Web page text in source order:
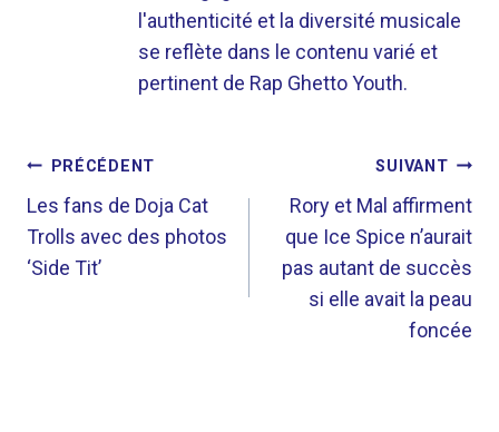
l'authenticité et la diversité musicale
se reflète dans le contenu varié et
pertinent de Rap Ghetto Youth.
NAVIGATION
DE
L’ARTICLE
PRÉCÉDENT
Les fans de Doja Cat
Trolls avec des photos
‘Side Tit’
SUIVANT
Rory et Mal affirment
que Ice Spice n’aurait
pas autant de succès
si elle avait la peau
foncée